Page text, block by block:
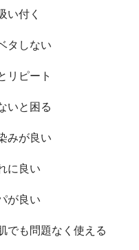
い付く
タしない
リピート
いと困る
みが良い
に良い
が良い
でも問題なく使える